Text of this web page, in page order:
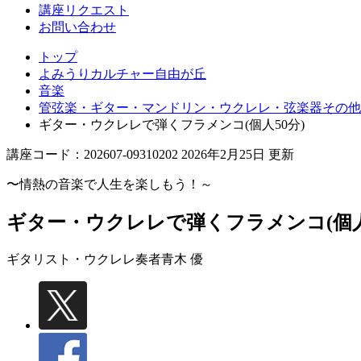
講座リクエスト
お問い合わせ
トップ
よみうりカルチャー自由が丘
音楽
管弦楽・ギター・マンドリン・ウクレレ・弦楽器その他
ギター・ウクレレで弾くフラメンコ(個人50分)
講座コード：202607-09310202 2026年2月25日 更新
〜情熱の音楽で人生を楽しもう！～
ギター・ウクレレで弾くフラメンコ(個
ギタリスト・ウクレレ奏者青木 優